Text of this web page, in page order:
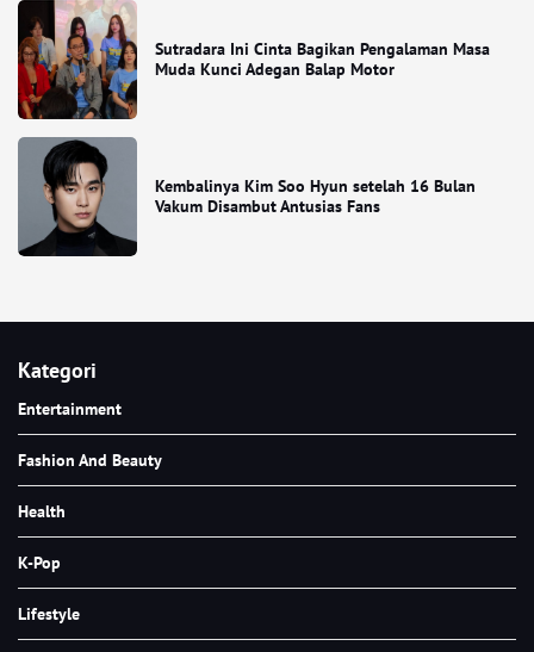
Sutradara Ini Cinta Bagikan Pengalaman Masa
Muda Kunci Adegan Balap Motor
Kembalinya Kim Soo Hyun setelah 16 Bulan
Vakum Disambut Antusias Fans
Kategori
Entertainment
Fashion And Beauty
Health
K-Pop
Lifestyle